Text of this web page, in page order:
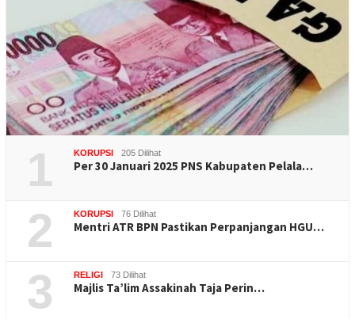
1 KORUPSI 205 Dilihat
Per 30 Januari 2025 PNS Kabupaten Pelala…
2 KORUPSI 76 Dilihat
Mentri ATR BPN Pastikan Perpanjangan HGU…
3 RELIGI 73 Dilihat
Majlis Ta’lim Assakinah Taja Perin…